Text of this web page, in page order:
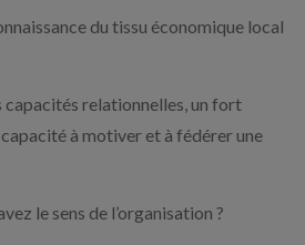
du tissu économique local
capacités relationnelles, un fort
à motiver et à fédérer une
le sens de l’organisation ?